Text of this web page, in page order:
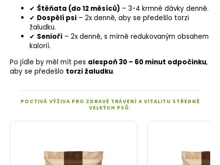
✔ Štěňata (do 12 měsíců) – 3-4 krmné dávky denně.
✔ Dospělí psi – 2x denně, aby se předešlo torzi
žaludku.
✔ Senioři – 2x denně, s mírně redukovaným obsahem
kalorií.
Po jídle by měl mít pes alespoň 30 – 60 minut odpočinku,
aby se předešlo torzi žaludku.